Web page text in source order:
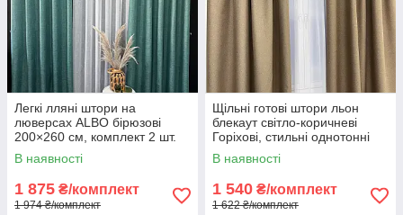
Легкі лляні штори на
люверсах ALBO бірюзові
200×260 см, комплект 2 шт.
(SH-LM1-19)
В наявності
1 875 ₴/комплект
1 974 ₴/комплект
Щільні готові штори льон
блекаут світло-коричневі
Горіхові, стильні однотонні
портьєри blackout від сонця
В наявності
1 540 ₴/комплект
1 622 ₴/комплект